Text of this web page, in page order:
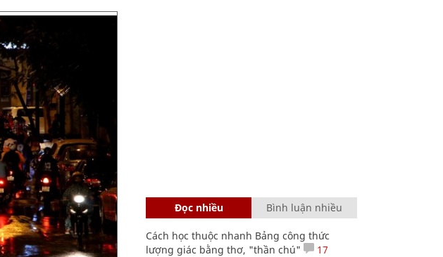
Đọc nhiều Bình luận nhiều
Cách học thuộc nhanh Bảng công thức
lượng giác bằng thơ, "thần chú"
17